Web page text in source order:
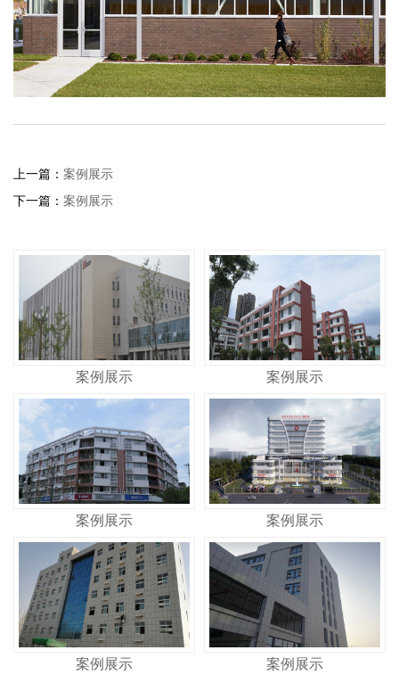
上一篇： 案例展示
下一篇： 案例展示
案例展示 案例展示
案例展示 案例展示
案例展示 案例展示